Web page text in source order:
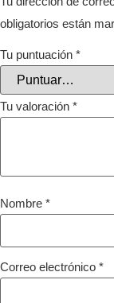
obligatorios están
Tu puntuación *
Tu valoración *
Nombre *
Correo electrónico *